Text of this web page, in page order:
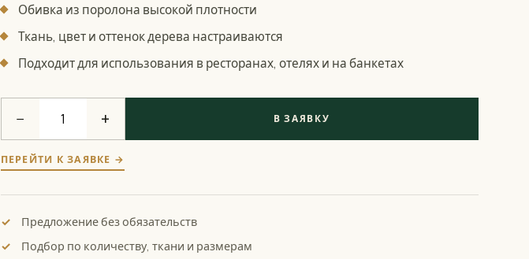
Обивка из поролона высокой плотности
Ткань, цвет и оттенок дерева настраиваются
Подходит для использования в ресторанах, отелях и на банкетах
− + В ЗАЯВКУ
ПЕРЕЙТИ К ЗАЯВКЕ →
Предложение без обязательств
Подбор по количеству, ткани и размерам